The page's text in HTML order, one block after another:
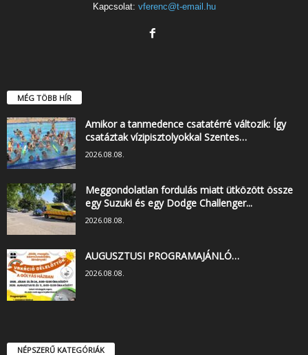
Kapcsolat: vferenc@t-email.hu
MÉG TÖBB HÍR
Amikor a tanmedence csatatérré változik: Így
csatáztak vízipisztolyokkal Szentes…
2026.08.08.
Meggondolatlan fordulás miatt ütközött össze
egy Suzuki és egy Dodge Challenger...
2026.08.08.
AUGUSZTUSI PROGRAMAJÁNLÓ…
2026.08.08.
NÉPSZERŰ KATEGÓRIÁK